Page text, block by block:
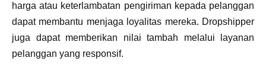
harga atau keterlambatan pengiriman kepada pelanggan
dapat membantu menjaga loyalitas mereka. Dropshipper
juga dapat memberikan nilai tambah melalui layanan
pelanggan yang responsif.